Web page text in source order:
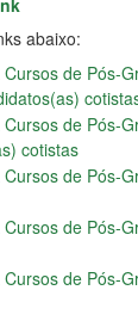
abaixo:
de Pós-
de Pós-
cotistas
de Pós-
de Pós-
de Pós-